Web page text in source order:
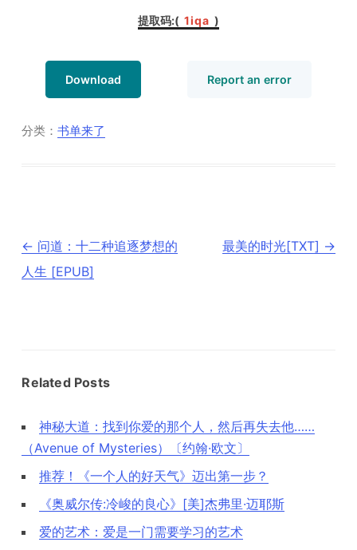
提取码:( 1iqa )
Download Report an error
分类：书单来了
文
章
导
← 问道：十二种追逐梦想的
人生 [EPUB]
最美的时光[TXT] →
Related Posts
神秘大道：找到你爱的那个人，然后再失去他……
（Avenue of Mysteries）〔约翰·欧文〕
推荐！《一个人的好天气》迈出第一步？
《奥威尔传:冷峻的良心》[美]杰弗里·迈耶斯
爱的艺术：爱是一门需要学习的艺术